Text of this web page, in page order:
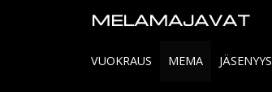
MELAMAJAVAT
VUOKRAUS MEMA JÄSENYYS